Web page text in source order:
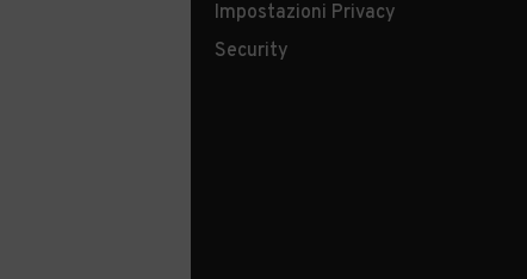
Impostazioni Privacy
Security